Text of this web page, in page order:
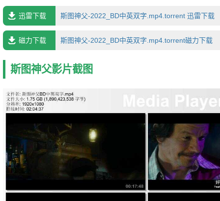
迅雷下载 斯图神父-2022_BD中英双字.mp4.torrent 迅雷下载
磁力下载 斯图神父-2022_BD中英双字.mp4.torrent磁力下载
斯图神父影片截图